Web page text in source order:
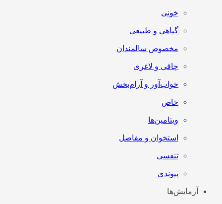
خونی
گیاهی و طبیعی
مخصوص سالمندان
چاقی و لاغری
خواب‌آور و آرام‌بخش
خاص
ویتامین‌ها
استخوان و مفاصل
تنفسی
پیوندی
آزمایش‌ها